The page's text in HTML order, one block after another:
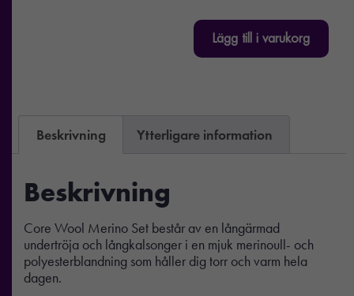
Lägg till i varukorg
Beskrivning Ytterligare information
Beskrivning
Core Wool Merino Set består av en långärmad
undertröja och långkalsonger i en mjuk merinoull- och
polyesterblandning som håller dig torr och varm hela
dagen.